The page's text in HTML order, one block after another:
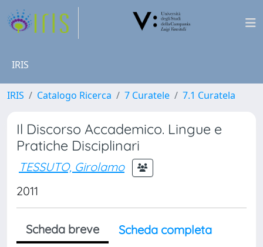
IRIS
IRIS Catalogo Ricerca 7 Curatele 7.1 Curatela
Il Discorso Accademico. Lingue e
Pratiche Disciplinari
TESSUTO, Girolamo
2011
Scheda breve
Scheda completa